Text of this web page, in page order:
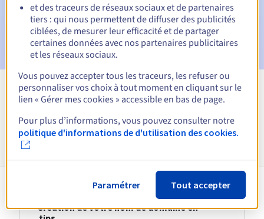
E-mail après la Redemption Grace Periodpour
notification de la suppression du nom de domaine
Voir toutes les extensions
Informations sur le .tips
Création de votre nom de domaine en
et des traceurs de réseaux sociaux et de partenaires
tiers : qui nous permettent de diffuser des publicités
ciblées, de mesurer leur efficacité et de partager
certaines données avec nos partenaires publicitaires
et les réseaux sociaux.
Vous pouvez accepter tous les traceurs, les refuser ou
personnaliser vos choix à tout moment en cliquant sur le
lien « Gérer mes cookies » accessible en bas de page.
Pour plus d’informations, vous pouvez consulter notre
politique d'informations de d'utilisation des cookies.
Paramétrer Tout accepter